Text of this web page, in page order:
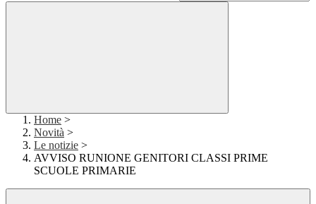
Home >
Novità >
Le notizie >
AVVISO RUNIONE GENITORI CLASSI PRIME
SCUOLE PRIMARIE